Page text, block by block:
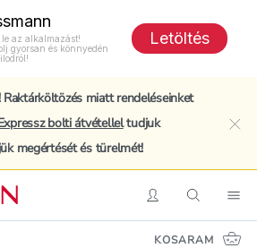
le az alkalmazást!
gyorsan és könnyedén
Letöltés
Raktárköltözés miatt rendeléseinket
bolti átvételleltudjuk
megértését és türelmét!
BelépésKeresés
KOSARAM